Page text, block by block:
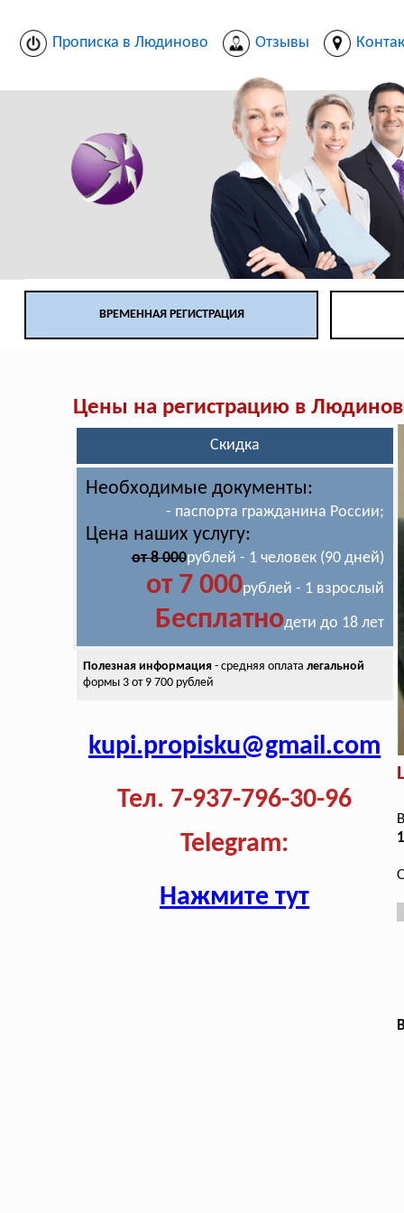
Прописка в Людиново Отзывы
ВРЕМЕННАЯ РЕГИСТРАЦИЯ
Цены на регистрацию в
Скидка
Необходимые документы:
- паспорта гражданина России;
Цена наших услугу:
от 8 000рублей - 1 человек (90 дней)
от 7 000рублей - 1 взрослый
Бесплатнодети до 18 лет
Полезная информация- средняя оплата легальной
формы 3 от 9 700 рублей
kupi.propisku@gmail.com
Тел. 7-937-796-30-96
Telegram:
Нажмите тут